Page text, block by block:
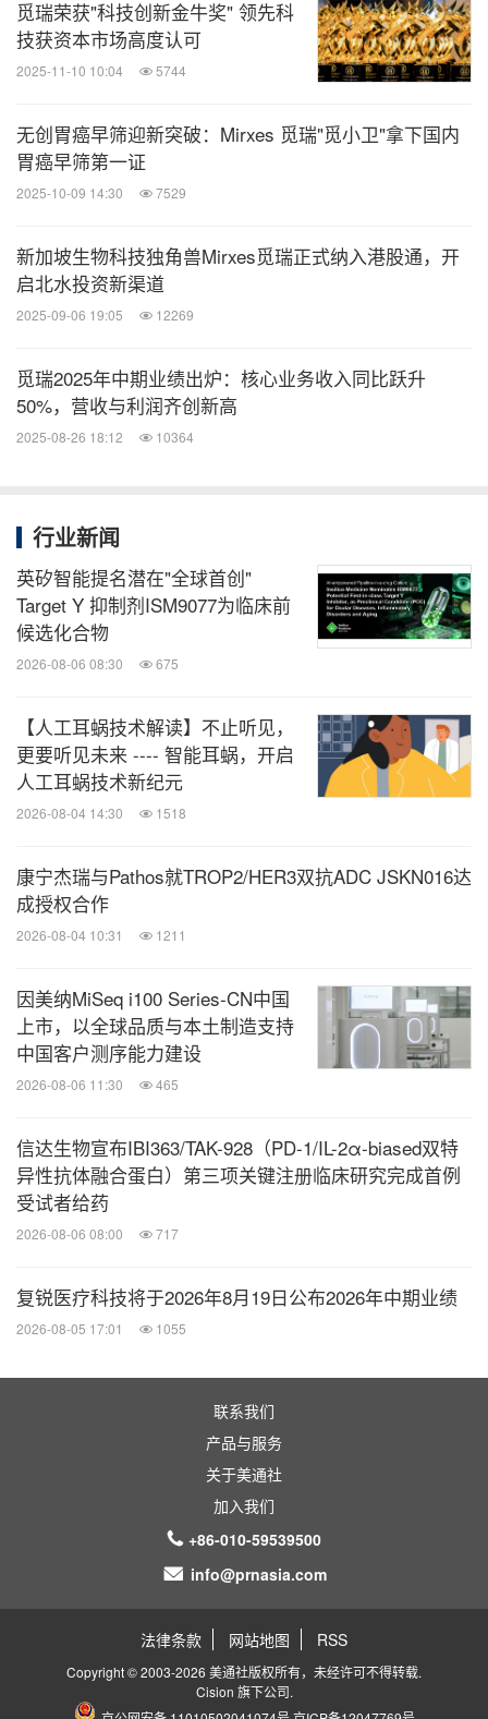
觅瑞荣获"科技创新金牛奖" 领先科
技获资本市场高度认可
2025-11-10 10:04 5744
无创胃癌早筛迎新突破：Mirxes 觅瑞"觅小卫"拿下国内
胃癌早筛第一证
2025-10-09 14:30 7529
新加坡生物科技独角兽Mirxes觅瑞正式纳入港股通，开
启北水投资新渠道
2025-09-06 19:05 12269
觅瑞2025年中期业绩出炉：核心业务收入同比跃升
50%，营收与利润齐创新高
2025-08-26 18:12 10364
行业新闻
英矽智能提名潜在"全球首创"
Target Y 抑制剂ISM9077为临床前
候选化合物
2026-08-06 08:30 675
【人工耳蜗技术解读】不止听见，
更要听见未来 ---- 智能耳蜗，开启
人工耳蜗技术新纪元
2026-08-04 14:30 1518
康宁杰瑞与Pathos就TROP2/HER3双抗ADC JSKN016达
成授权合作
2026-08-04 10:31 1211
因美纳MiSeq i100 Series-CN中国
上市，以全球品质与本土制造支持
中国客户测序能力建设
2026-08-06 11:30 465
信达生物宣布IBI363/TAK-928（PD-1/IL-2α-biased双特
异性抗体融合蛋白）第三项关键注册临床研究完成首例
受试者给药
2026-08-06 08:00 717
复锐医疗科技将于2026年8月19日公布2026年中期业绩
2026-08-05 17:01 1055
联系我们
产品与服务
关于美通社
加入我们
+86-010-59539500
info@prnasia.com
法律条款 网站地图 RSS
Copyright © 2003-2026 美通社版权所有，未经许可不得转载.
Cision 旗下公司.